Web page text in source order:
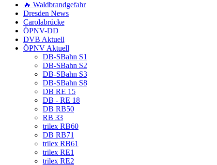
🔥 Waldbrandgefahr
Dresden News
Carolabrücke
ÖPNV-DD
DVB Aktuell
ÖPNV Aktuell
DB-SBahn S1
DB-SBahn S2
DB-SBahn S3
DB-SBahn S8
DB RE 15
DB - RE 18
DB RB50
RB 33
trilex RB60
DB RB71
trilex RB61
trilex RE1
trilex RE2